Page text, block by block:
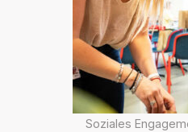
Soziales